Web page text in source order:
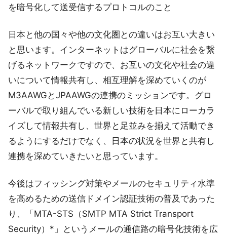
を暗号化して送受信するプロトコルのこと
日本と他の国々や他の文化圏との違いはお互い大きい
と思います。インターネットはグローバルに社会を繋
げるネットワークですので、お互いの文化や社会の違
いについて情報共有し、相互理解を深めていくのが
M3AAWGとJPAAWGの連携のミッションです。グロ
ーバルで取り組んでいる新しい技術を日本にローカラ
イズして情報共有し、世界と足並みを揃えて活動でき
るようにするだけでなく、日本の状況を世界と共有し
連携を深めていきたいと思っています。
今後はフィッシング対策やメールのセキュリティ水準
を高めるための送信ドメイン認証技術の普及であった
り、「MTA-STS（SMTP MTA Strict Transport
Security）*」というメールの通信路の暗号化技術を広